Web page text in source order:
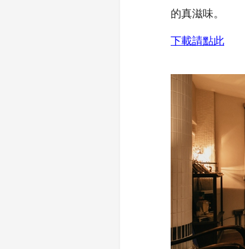
的真滋味。
下載請點此